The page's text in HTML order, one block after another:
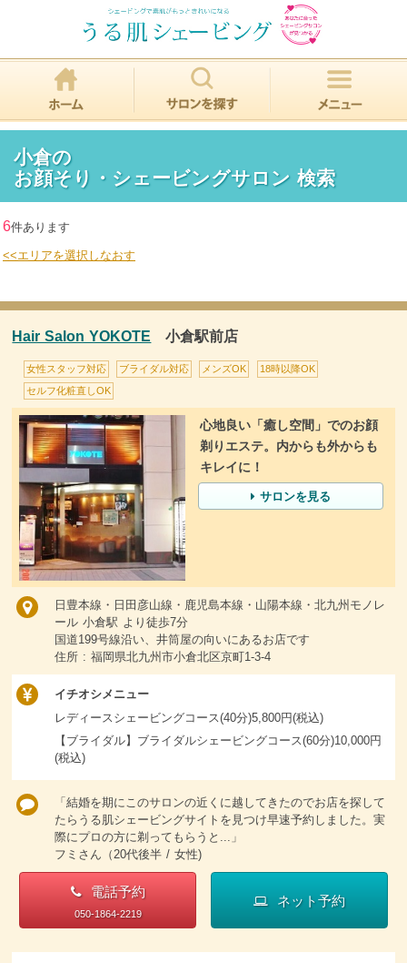
小倉の
お顔そり・シェービングサロン 検索
6件あります
<<エリアを選択しなおす
Hair Salon YOKOTE 小倉駅前店
女性スタッフ対応 ブライダル対応 メンズOK 18時以降OK
セルフ化粧直しOK
心地良い「癒し空間」でのお顔
剃りエステ。内からも外からも
キレイに！
サロンを見る
日豊本線・日田彦山線・鹿児島本線・山陽本線・北九州モノレ
ール 小倉駅 より徒歩7分
国道199号線沿い、井筒屋の向いにあるお店です
住所 : 福岡県北九州市小倉北区京町1-3-4
イチオシメニュー
レディースシェービングコース(40分)5,800円(税込)
【ブライダル】ブライダルシェービングコース(60分)10,000円
(税込)
「結婚を期にこのサロンの近くに越してきたのでお店を探して
たらうる肌シェービングサイトを見つけ早速予約しました。実
際にプロの方に剃ってもらうと...」
フミさん（20代後半 / 女性)
電話予約
050-1864-2219
ネット予約